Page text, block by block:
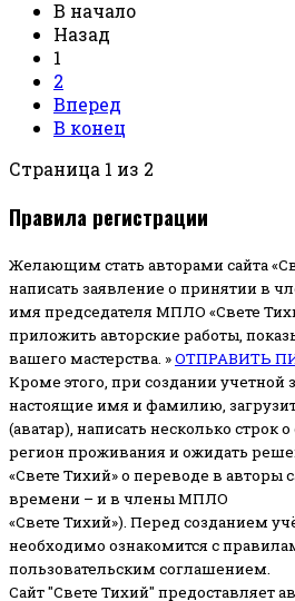
В начало
Назад
1
2
Вперед
В конец
Страница 1 из 2
Правила регистрации
Желающим стать авторами сайта
написать заявление о принятии в
имя председателя МПЛО «Свете
приложить авторские работы,
вашего мастерства. »ОТПРАВИТЬ
Кроме этого, при создании учетной
настоящие имя и фамилию,
(аватар), написать несколько строк о
регион проживания и ожидать
«Свете Тихий» о переводе в авторы
времени – и в члены МПЛО
«Свете Тихий»). Перед созданием
необходимо ознакомится с
пользовательским соглашением.
Сайт "Свете Тихий" предоставляет